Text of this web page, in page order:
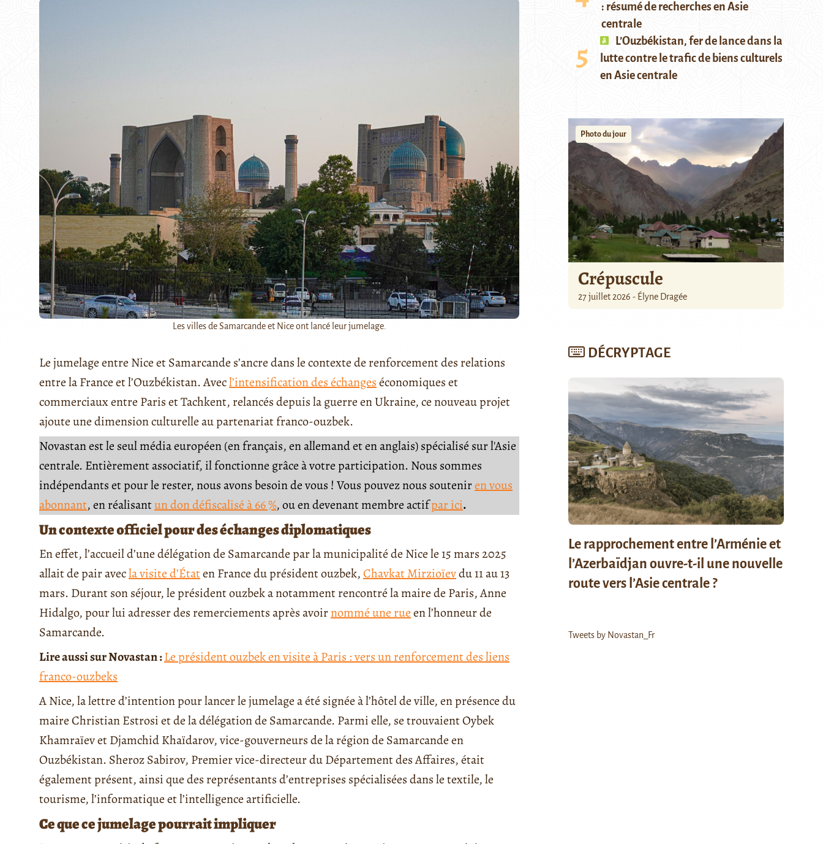
Les villes de Samarcande et Nice ont lancé leur jumelage.
Le jumelage entre Nice et Samarcande s’ancre dans le contexte de renforcement des relations
entre la France et l’Ouzbékistan. Avecl’intensification des échangeséconomiques et
commerciaux entre Paris et Tachkent, relancés depuis la guerre en Ukraine, ce nouveau projet
ajoute une dimension culturelle au partenariat franco-ouzbek.
Novastan est le seul média européen (en français, en allemand et en anglais) spécialisé sur l'Asie
centrale. Entièrement associatif, il fonctionne grâce à votre participation. Nous sommes
indépendants et pour le rester, nous avons besoin de vous ! Vous pouvez nous souteniren vous
abonnant, en réalisantun don défiscalisé à 66 %, ou en devenant membre actifpar ici.
Un contexte officiel pour des échanges diplomatiques
En effet, l’accueil d’une délégation de Samarcande par la municipalité de Nice le 15 mars 2025
allait de pair avecla visite d’Étaten France du président ouzbek,Chavkat Mirzioïevdu 11 au 13
mars. Durant son séjour, le président ouzbek a notamment rencontré la maire de Paris, Anne
Hidalgo, pour lui adresser des remerciements après avoirnommé une rueen l’honneur de
Samarcande.
Lire aussi sur Novastan :Le président ouzbek en visite à Paris : vers un renforcement des liens
franco-ouzbeks
A Nice, la lettre d’intention pour lancer le jumelage a été signée à l’hôtel de ville, en présence du
maire Christian Estrosi et de la délégation de Samarcande. Parmi elle, se trouvaient Oybek
Khamraïev et Djamchid Khaïdarov, vice-gouverneurs de la région de Samarcande en
Ouzbékistan. Sheroz Sabirov, Premier vice-directeur du Département des Affaires, était
également présent, ainsi que des représentants d’entreprises spécialisées dans le textile, le
tourisme, l’informatique et l’intelligence artificielle.
Ce que ce jumelage pourrait impliquer
: résumé de recherches en Asie
centrale
L’Ouzbékistan, fer de lance dans la
lutte contre le trafic de biens culturels
en Asie centrale
Photo du jour
Crépuscule
27 juillet 2026 - Élyne Dragée
DÉCRYPTAGE
Le rapprochement entre l’Arménie et
l’Azerbaïdjan ouvre-t-il une nouvelle
route vers l’Asie centrale ?
Tweets by Novastan_Fr